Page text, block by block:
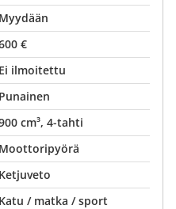
Myydään
€
Ei ilmoitettu
Punainen
cm³, 4-tahti
Moottoripyörä
Ketjuveto
Katu / matka / sport